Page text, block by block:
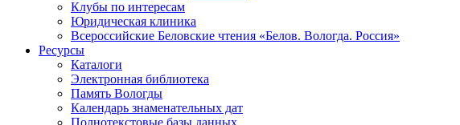
Клубы по интересам
Юридическая клиника
Всероссийские Беловские чтения «Белов. Вологда. Россия»
Ресурсы
Каталоги
Электронная библиотека
Память Вологды
Календарь знаменательных дат
Полнотекстовые базы данных